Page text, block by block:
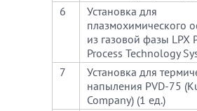
6
Установка для
плазмохимического
из газовой фазы LPX
Process Technology
7
Установка для
напыления РVD-75
Company) (1 ед.)